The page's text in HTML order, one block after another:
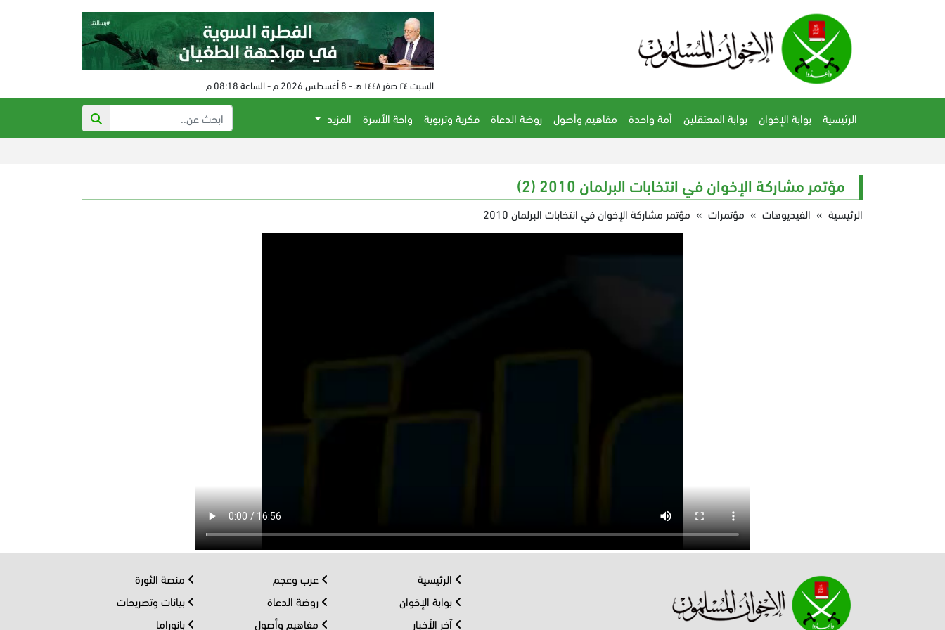
السبت ٢٤ صفر ١٤٤٨ هـ - 8 أغسطس 2026 م - الساعة 08:18 م
الرئيسية بوابة الإخوان بوابة المعتقلين أمة واحدة مفاهيم وأصول روضة الدعاة فكرية وتربوية واحة الأسرة
المزيد
مؤتمر مشاركة الإخوان في انتخابات البرلمان 2010 (2)
الرئيسية » الفيديوهات » مؤتمرات » مؤتمر مشاركة الإخوان في انتخابات البرلمان 2010
الرئيسية
بوابة الإخوان
آخر الأخبار
عرب وعجم
روضة الدعاة
مفاهيم وأصول
منصة الثورة
بيانات وتصريحات
بانوراما